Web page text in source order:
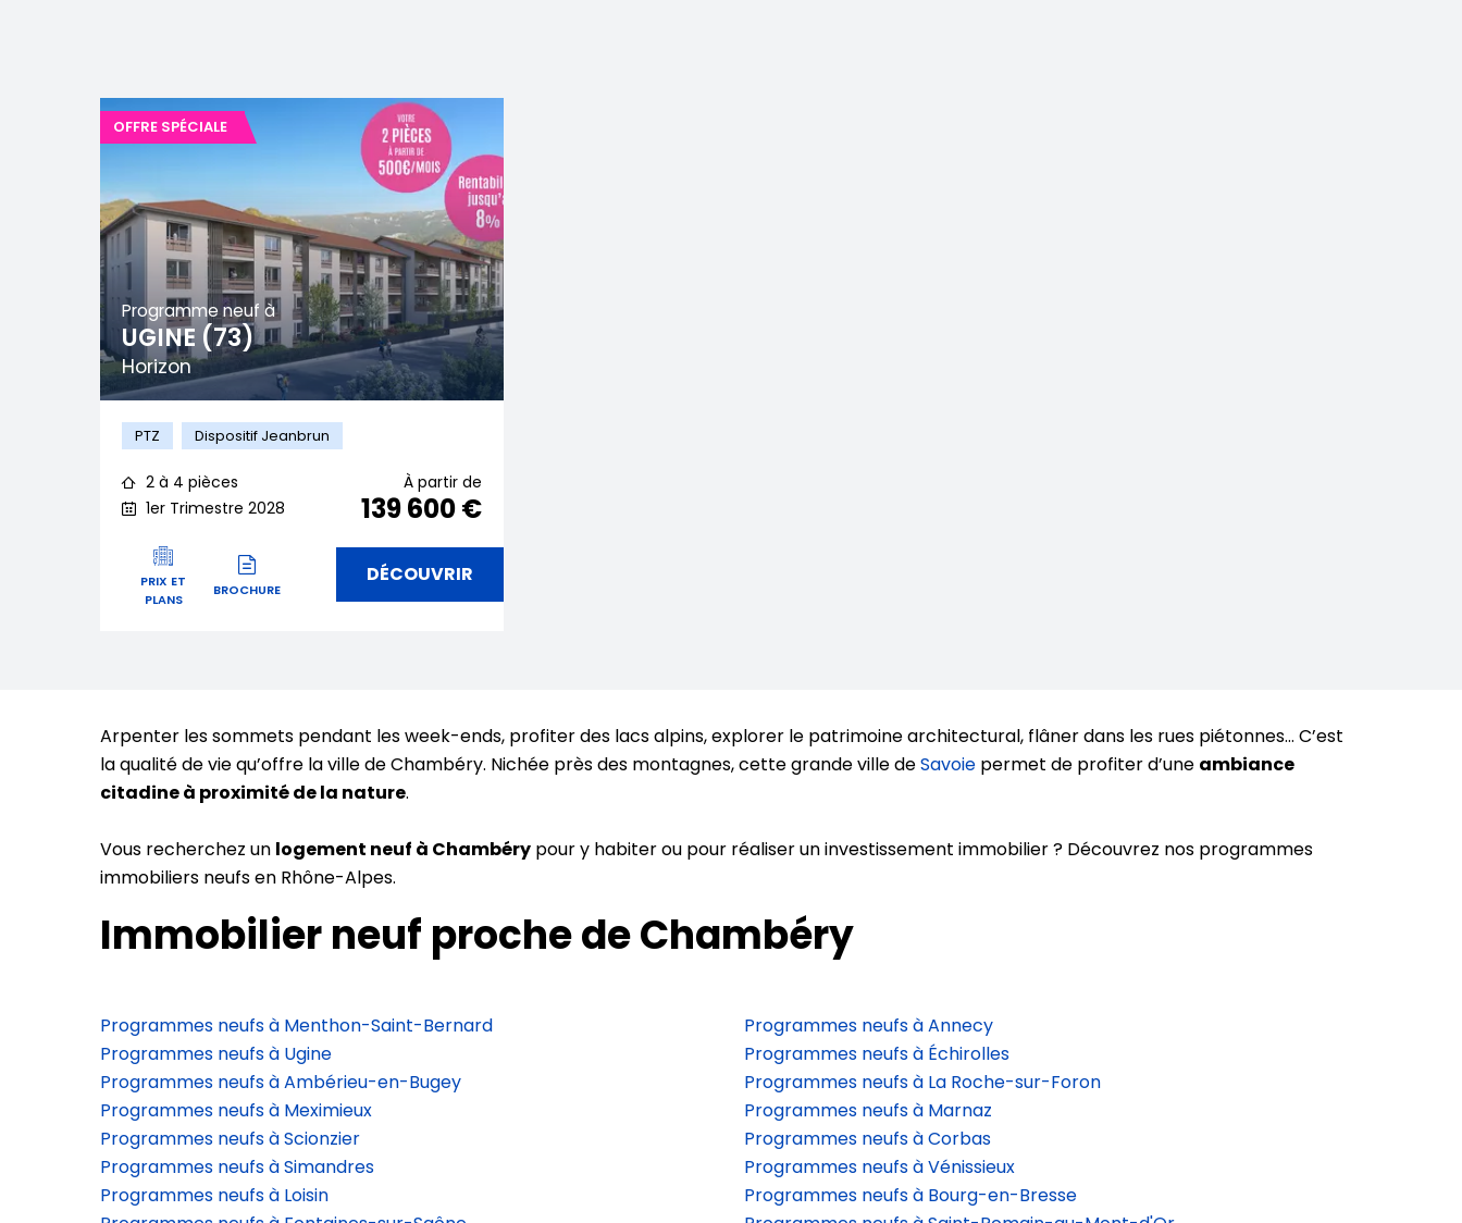
Programme neuf à
UGINE (73)
Horizon
OFFRE SPÉCIALE
PTZ Dispositif Jeanbrun
2 à 4 pièces
1er Trimestre 2028
À partir de
139 600 €
PRIX ET
PLANS
BROCHURE
DÉCOUVRIR
Arpenter les sommets pendant les week-ends, profiter des lacs alpins, explorer le patrimoine architectural, flâner dans les rues piétonnes… C’est
la qualité de vie qu’offre la ville de Chambéry. Nichée près des montagnes, cette grande ville deSavoie permet de profiter d’une ambiance
citadine à proximité de la nature.
Vous recherchez un logement neuf à Chambéry pour y habiter ou pour réaliser un investissement immobilier ? Découvrez nos programmes
immobiliers neufs en Rhône-Alpes.
Immobilier neuf proche de Chambéry
Programmes neufs à Menthon-Saint-Bernard
Programmes neufs à Annecy
Programmes neufs à Ugine
Programmes neufs à Échirolles
Programmes neufs à Ambérieu-en-Bugey
Programmes neufs à La Roche-sur-Foron
Programmes neufs à Meximieux
Programmes neufs à Marnaz
Programmes neufs à Scionzier
Programmes neufs à Corbas
Programmes neufs à Simandres
Programmes neufs à Vénissieux
Programmes neufs à Loisin
Programmes neufs à Bourg-en-Bresse